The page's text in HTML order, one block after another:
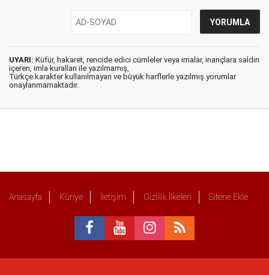
UYARI: Küfür, hakaret, rencide edici cümleler veya imalar, inançlara saldırı
içeren, imla kuralları ile yazılmamış,
Türkçe karakter kullanılmayan ve büyük harflerle yazılmış yorumlar
onaylanmamaktadır.
Anasayfa Künye İletişim Gizlilik İlkeleri Sitene Ekle